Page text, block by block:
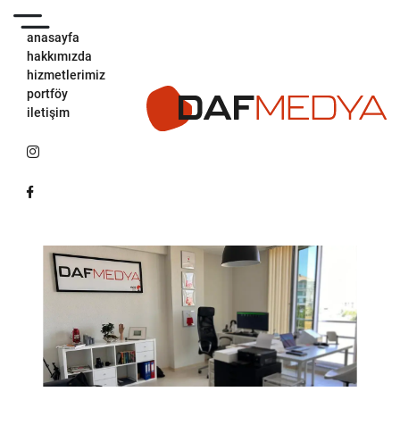
anasayfa
hakkımızda
hizmetlerimiz
portföy
iletişim